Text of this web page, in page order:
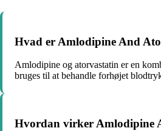
Hvad er Amlodipine And
Amlodipine og atorvastatin er en
bruges til at behandle forhøjet
Hvordan virker Amlodipine